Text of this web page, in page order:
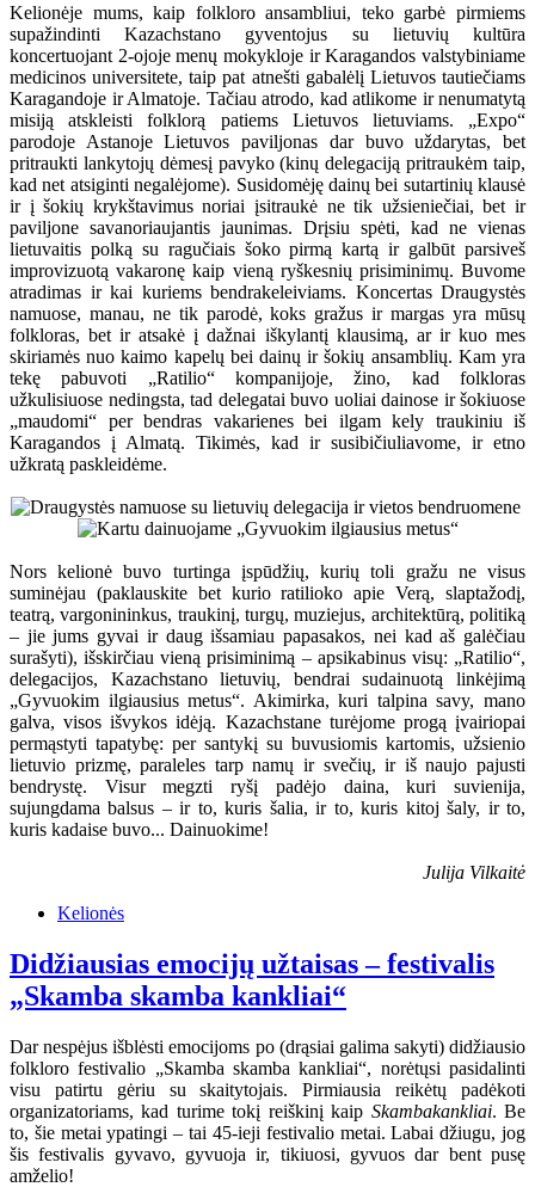
Kelionėje mums, kaip folkloro ansambliui, teko garbė pirmiems
supažindinti Kazachstano gyventojus su lietuvių kultūra
koncertuojant 2-ojoje menų mokykloje ir Karagandos valstybiniame
medicinos universitete, taip pat atnešti gabalėlį Lietuvos tautiečiams
Karagandoje ir Almatoje. Tačiau atrodo, kad atlikome ir nenumatytą
misiją atskleisti folklorą patiems Lietuvos lietuviams. „Expo“
parodoje Astanoje Lietuvos paviljonas dar buvo uždarytas, bet
pritraukti lankytojų dėmesį pavyko (kinų delegaciją pritraukėm taip,
kad net atsiginti negalėjome). Susidomėję dainų bei sutartinių klausė
ir į šokių krykštavimus noriai įsitraukė ne tik užsieniečiai, bet ir
paviljone savanoriaujantis jaunimas. Drįsiu spėti, kad ne vienas
lietuvaitis polką su ragučiais šoko pirmą kartą ir galbūt parsiveš
improvizuotą vakaronę kaip vieną ryškesnių prisiminimų. Buvome
atradimas ir kai kuriems bendrakeleiviams. Koncertas Draugystės
namuose, manau, ne tik parodė, koks gražus ir margas yra mūsų
folkloras, bet ir atsakė į dažnai iškylantį klausimą, ar ir kuo mes
skiriamės nuo kaimo kapelų bei dainų ir šokių ansamblių. Kam yra
tekę pabuvoti „Ratilio“ kompanijoje, žino, kad folkloras
užkulisiuose nedingsta, tad delegatai buvo uoliai dainose ir šokiuose
„maudomi“ per bendras vakarienes bei ilgam kely traukiniu iš
Karagandos į Almatą. Tikimės, kad ir susibičiuliavome, ir etno
užkratą paskleidėme.
Nors kelionė buvo turtinga įspūdžių, kurių toli gražu ne visus
suminėjau (paklauskite bet kurio ratilioko apie Verą, slaptažodį,
teatrą, vargonininkus, traukinį, turgų, muziejus, architektūrą, politiką
– jie jums gyvai ir daug išsamiau papasakos, nei kad aš galėčiau
surašyti), išskirčiau vieną prisiminimą – apsikabinus visų: „Ratilio“,
delegacijos, Kazachstano lietuvių, bendrai sudainuotą linkėjimą
„Gyvuokim ilgiausius metus“. Akimirka, kuri talpina savy, mano
galva, visos išvykos idėją. Kazachstane turėjome progą įvairiopai
permąstyti tapatybę: per santykį su buvusiomis kartomis, užsienio
lietuvio prizmę, paraleles tarp namų ir svečių, ir iš naujo pajusti
bendrystę. Visur megzti ryšį padėjo daina, kuri suvienija,
sujungdama balsus – ir to, kuris šalia, ir to, kuris kitoj šaly, ir to,
kuris kadaise buvo... Dainuokime!
Julija Vilkaitė
Kelionės
Didžiausias emocijų užtaisas – festivalis
„Skamba skamba kankliai“
Dar nespėjus išblėsti emocijoms po (drąsiai galima sakyti) didžiausio
folkloro festivalio „Skamba skamba kankliai“, norėtųsi pasidalinti
visu patirtu gėriu su skaitytojais. Pirmiausia reikėtų padėkoti
organizatoriams, kad turime tokį reiškinį kaip Skambakankliai. Be
to, šie metai ypatingi – tai 45-ieji festivalio metai. Labai džiugu, jog
šis festivalis gyvavo, gyvuoja ir, tikiuosi, gyvuos dar bent pusę
amželio!